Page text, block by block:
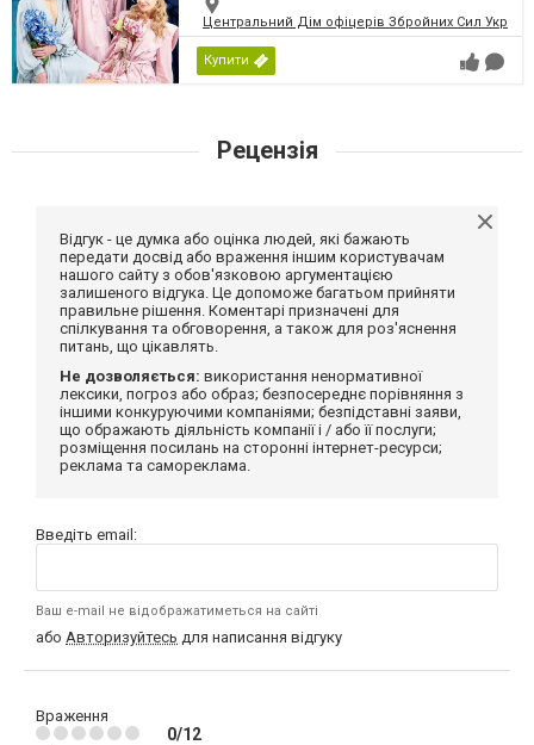
Центральний Дім офіцерів Збройних Сил
Купити
Рецензія
Відгук - це думка або оцінка людей, які бажають
передати досвід або враження іншим користувачам
нашого сайту з обов'язковою аргументацією
залишеного відгука. Це допоможе багатьом прийняти
правильне рішення. Коментарі призначені для
спілкування та обговорення, а також для роз'яснення
питань, що цікавлять.
Не дозволяється: використання ненормативної
лексики, погроз або образ; безпосереднє порівняння з
іншими конкуруючими компаніями; безпідставні заяви,
що ображають діяльність компанії і / або її послуги;
розміщення посилань на сторонні інтернет-ресурси;
реклама та самореклама.
Введіть email:
Ваш e-mail не відображатиметься на сайті
або Авторизуйтесь для написання відгуку
Враження
0/12